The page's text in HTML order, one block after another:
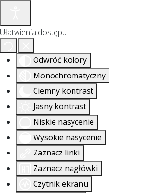
Ułatwienia dostępu
Odwróć kolory
Monochromatyczny
Ciemny kontrast
Jasny kontrast
Niskie nasycenie
Wysokie nasycenie
Zaznacz linki
Zaznacz nagłówki
Czytnik ekranu